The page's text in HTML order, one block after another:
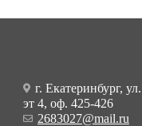
г. Екатеринбург,
эт 4, оф. 425-426
2683027@mail.ru